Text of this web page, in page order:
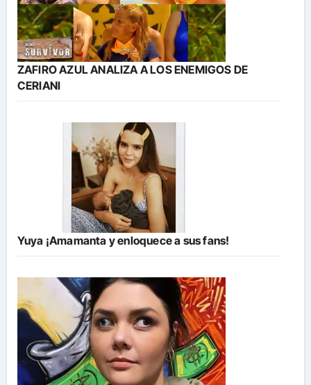
ZAFIRO AZUL ANALIZA A LOS ENEMIGOS DE
CERIANI
Yuya ¡Amamanta y enloquece a sus fans!